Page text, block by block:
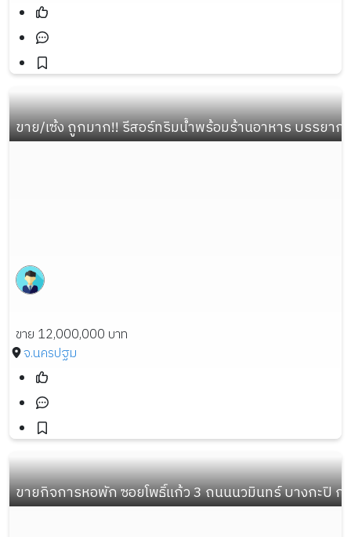
ขาย/เซ้ง ถูกมาก!! รีสอร์ทริมน้ำพร้อมร้านอาหาร บรรยา
ขาย 12,000,000 บาท
จ.นครปฐม
ขายกิจการหอพัก ซอยโพธิ์แก้ว 3 ถนนนวมินทร์ บางกะปิ ก